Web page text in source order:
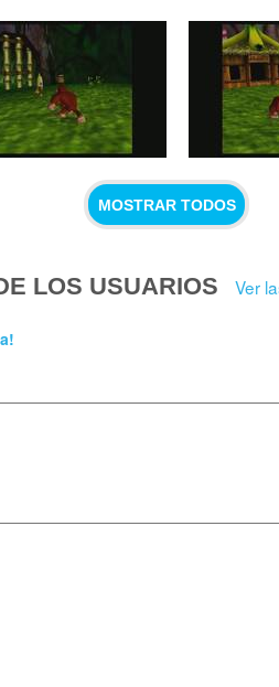
MOSTRAR TODOS
LOS USUARIOS Ver